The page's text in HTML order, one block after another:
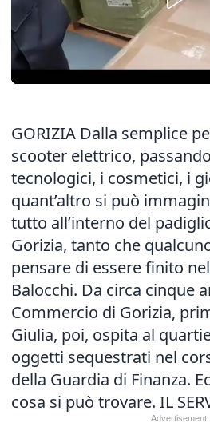
GORIZIA Dalla semplice
scooter elettrico,
tecnologici, i cosmetici, i
quant’altro si può
tutto all’interno del
Gorizia, tanto che
pensare di essere finito
Balocchi. Da circa cinque
Commercio di Gorizia,
Giulia, poi, ospita al
oggetti sequestrati nel
della Guardia di Finanza.
cosa si può trovare. IL